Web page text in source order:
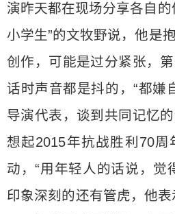
演昨天都在现场分享各自
小学生”的文牧野说，他是
创作，可能是过分紧张，
话时声音都是抖的，“都嫌
导演代表，谈到共同记忆
想起2015年抗战胜利70
动，“用年轻人的话说，觉
印象深刻的还有管虎，他